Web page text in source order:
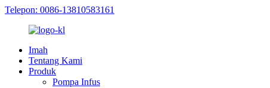
Telepon: 0086-13810583161
Imah
Tentang Kami
Produk
Pompa Infus